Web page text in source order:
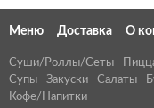
Меню Доставка О
Суши/Роллы/Сеты
Супы
Закуски Салаты
Кофе/Напитки